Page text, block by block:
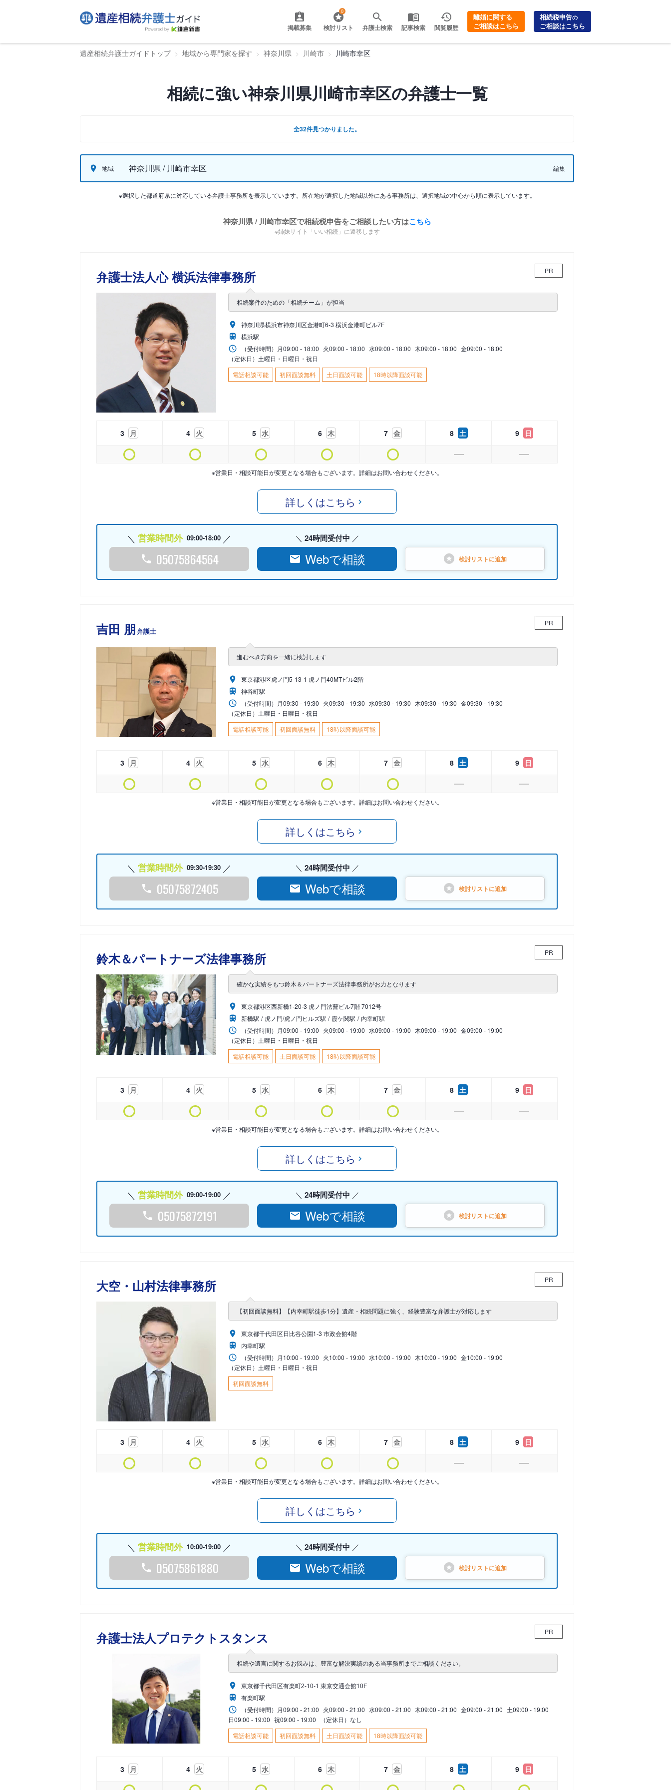
掲載募集
0
検討リスト 弁護士検索 記事検索 閲覧履歴
離婚に関する
ご相談はこちら
相続税申告の
ご相談はこちら
遺産相続弁護士ガイドトップ 地域から専門家を探す 神奈川県 川崎市 川崎市幸区
相続に強い神奈川県川崎市幸区の弁護士一覧
全32件見つかりました。
地域 神奈川県 / 川崎市幸区 編集
※選択した都道府県に対応している弁護士事務所を表示しています。所在地が選択した地域以外にある事務所は、選択地域の中心から順に表示しています。
神奈川県 / 川崎市幸区で相続税申告をご相談したい方はこちら
※姉妹サイト「いい相続」に遷移します
弁護士法人心 横浜法律事務所 PR
相続案件のための「相続チーム」が担当
神奈川県横浜市神奈川区金港町6-3 横浜金港町ビル7F
横浜駅
（受付時間） 月09:00 - 18:00 火09:00 - 18:00 水09:00 - 18:00 木09:00 - 18:00 金09:00 - 18:00
（定休日）土曜日・日曜日・祝日
電話相談可能
初回面談無料 土日面談可能 18時以降面談可能
3 月 4 火 5 水 6 木 7 金 8 土 9 日
※営業日・相談可能日が変更となる場合もございます。詳細はお問い合わせください。
詳しくはこちら
営業時間外 09:00-18:00
05075864564
24時間受付中
Webで相談 検討リストに追加
吉田 朋弁護士
PR
進むべき方向を一緒に検討します
東京都港区虎ノ門5-13-1 虎ノ門40MTビル2階
神谷町駅
（受付時間） 月09:30 - 19:30 火09:30 - 19:30 水09:30 - 19:30 木09:30 - 19:30 金09:30 - 19:30
（定休日）土曜日・日曜日・祝日
電話相談可能
初回面談無料 18時以降面談可能
3 月 4 火 5 水 6 木 7 金 8 土 9 日
※営業日・相談可能日が変更となる場合もございます。詳細はお問い合わせください。
詳しくはこちら
営業時間外 09:30-19:30
05075872405
24時間受付中
Webで相談 検討リストに追加
鈴木＆パートナーズ法律事務所 PR
確かな実績をもつ鈴木＆パートナーズ法律事務所がお力となります
東京都港区西新橋1-20-3 虎ノ門法曹ビル7階 7012号
新橋駅
虎ノ門/虎ノ門ヒルズ駅 霞ケ関駅
内幸町駅
（受付時間） 月09:00 - 19:00 火09:00 - 19:00 水09:00 - 19:00 木09:00 - 19:00 金09:00 - 19:00
（定休日）土曜日・日曜日・祝日
電話相談可能
土日面談可能 18時以降面談可能
3 月 4 火 5 水 6 木 7 金 8 土 9 日
※営業日・相談可能日が変更となる場合もございます。詳細はお問い合わせください。
詳しくはこちら
営業時間外 09:00-19:00
05075872191
24時間受付中
Webで相談 検討リストに追加
大空・山村法律事務所 PR
【初回面談無料】【内幸町駅徒歩1分】遺産・相続問題に強く、経験豊富な弁護士が対応します
東京都千代田区日比谷公園1-3 市政会館4階
内幸町駅
（受付時間） 月10:00 - 19:00 火10:00 - 19:00 水10:00 - 19:00 木10:00 - 19:00 金10:00 - 19:00
（定休日）土曜日・日曜日・祝日
初回面談無料
3 月 4 火 5 水 6 木 7 金 8 土 9 日
※営業日・相談可能日が変更となる場合もございます。詳細はお問い合わせください。
詳しくはこちら
営業時間外 10:00-19:00
05075861880
24時間受付中
Webで相談 検討リストに追加
弁護士法人プロテクトスタンス PR
相続や遺言に関するお悩みは、豊富な解決実績のある当事務所までご相談ください。
東京都千代田区有楽町2-10-1 東京交通会館10F
有楽町駅
（受付時間） 月09:00 - 21:00 火09:00 - 21:00 水09:00 - 21:00 木09:00 - 21:00 金09:00 - 21:00 土09:00 - 19:00
日09:00 - 19:00 祝09:00 - 19:00
（定休日）なし
電話相談可能
初回面談無料 土日面談可能 18時以降面談可能
3 月 4 火 5 水 6 木 7 金 8 土 9 日